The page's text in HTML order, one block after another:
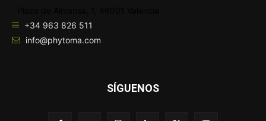
+34 963 826 511
info@phytoma.com
SÍGUENOS